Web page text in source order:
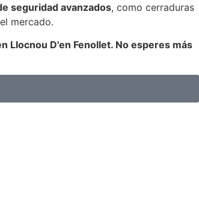
seguridad avanzados, como cerraduras
mercado.
Llocnou D'en Fenollet. No esperes más